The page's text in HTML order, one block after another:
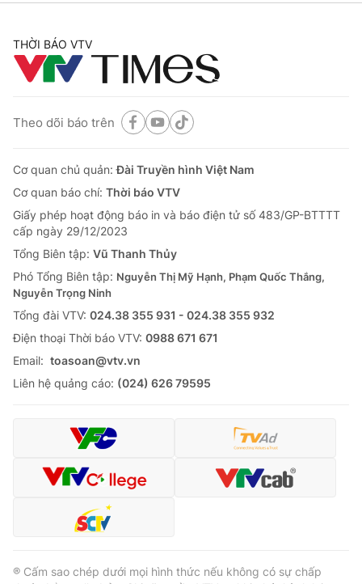
THỜI BÁO VTV
Theo dõi báo trên
Cơ quan chủ quản:Đài Truyền hình Việt Nam
Cơ quan báo chí: Thời báo VTV
Giấy phép hoạt động báo in và báo điện tử số 483/GP-BTTTT
cấp ngày 29/12/2023
Tổng Biên tập: Vũ Thanh Thủy
Phó Tổng Biên tập: Nguyễn Thị Mỹ Hạnh, Phạm Quốc Thắng,
Nguyễn Trọng Ninh
Tổng đài VTV: 024.38 355 931 - 024.38 355 932
Ðiện thoại Thời báo VTV: 0988 671 671
Email: toasoan@vtv.vn
Liên hệ quảng cáo: (024) 626 79595
® Cấm sao chép dưới mọi hình thức nếu không có sự chấp